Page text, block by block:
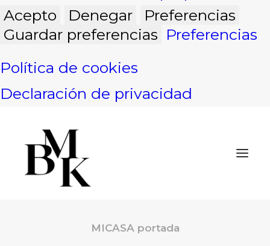
Acepto
Denegar
Preferencias
Guardar preferencias Preferencias
Política de cookies
Declaración de privacidad
MICASA portada